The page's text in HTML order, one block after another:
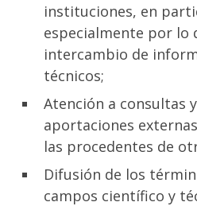
instituciones, en
especialmente por lo
intercambio de
técnicos;
Atención a consultas
aportaciones
las procedentes de
Difusión de los
campos científico y